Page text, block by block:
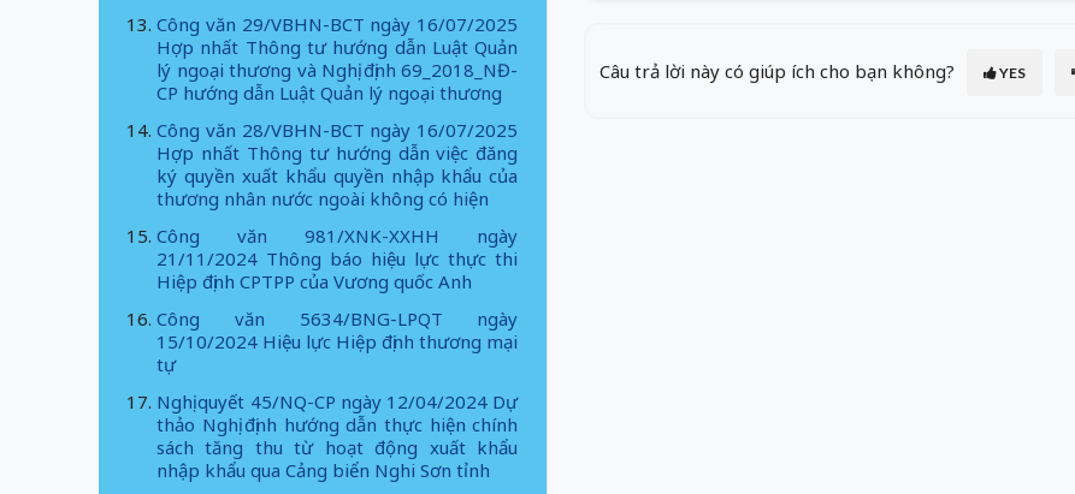
Công văn 29/VBHN-BCT ngày 16/07/2025
Hợp nhất Thông tư hướng dẫn Luật Quản
lý ngoại thương và Nghị định 69_2018_NĐ-
CP hướng dẫn Luật Quản lý ngoại thương
Công văn 28/VBHN-BCT ngày 16/07/2025
Hợp nhất Thông tư hướng dẫn việc đăng
ký quyền xuất khẩu quyền nhập khẩu của
thương nhân nước ngoài không có hiện
Công văn 981/XNK-XXHH ngày
21/11/2024 Thông báo hiệu lực thực thi
Hiệp định CPTPP của Vương quốc Anh
Công văn 5634/BNG-LPQT ngày
15/10/2024 Hiệu lực Hiệp định thương mại
tự
Nghị quyết 45/NQ-CP ngày 12/04/2024 Dự
thảo Nghị định hướng dẫn thực hiện chính
sách tăng thu từ hoạt động xuất khẩu
nhập khẩu qua Cảng biển Nghi Sơn tỉnh
Câu trả lời này có giúp ích cho bạn không? YES